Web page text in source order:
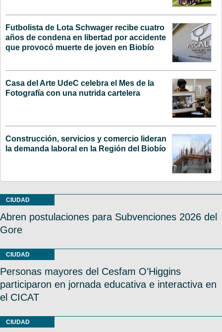
Futbolista de Lota Schwager recibe cuatro
años de condena en libertad por accidente
que provocó muerte de joven en Biobío
Casa del Arte UdeC celebra el Mes de la
Fotografía con una nutrida cartelera
Construcción, servicios y comercio lideran
la demanda laboral en la Región del Biobío
CIUDAD
Abren postulaciones para Subvenciones 2026 del
Gore
CIUDAD
Personas mayores del Cesfam O’Higgins
participaron en jornada educativa e interactiva en
el CICAT
CIUDAD